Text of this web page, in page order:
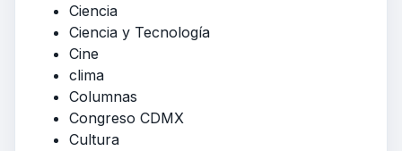
Ciencia
Ciencia y Tecnología
Cine
clima
Columnas
Congreso CDMX
Cultura